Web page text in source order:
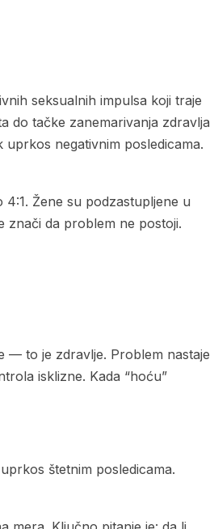
do tačke zanemarivanja zdravlja
uprkos negativnim posledicama.
znači da problem ne postoji.
isklizne. Kada “hoću”